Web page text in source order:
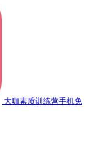
大咖素质训练营手机免